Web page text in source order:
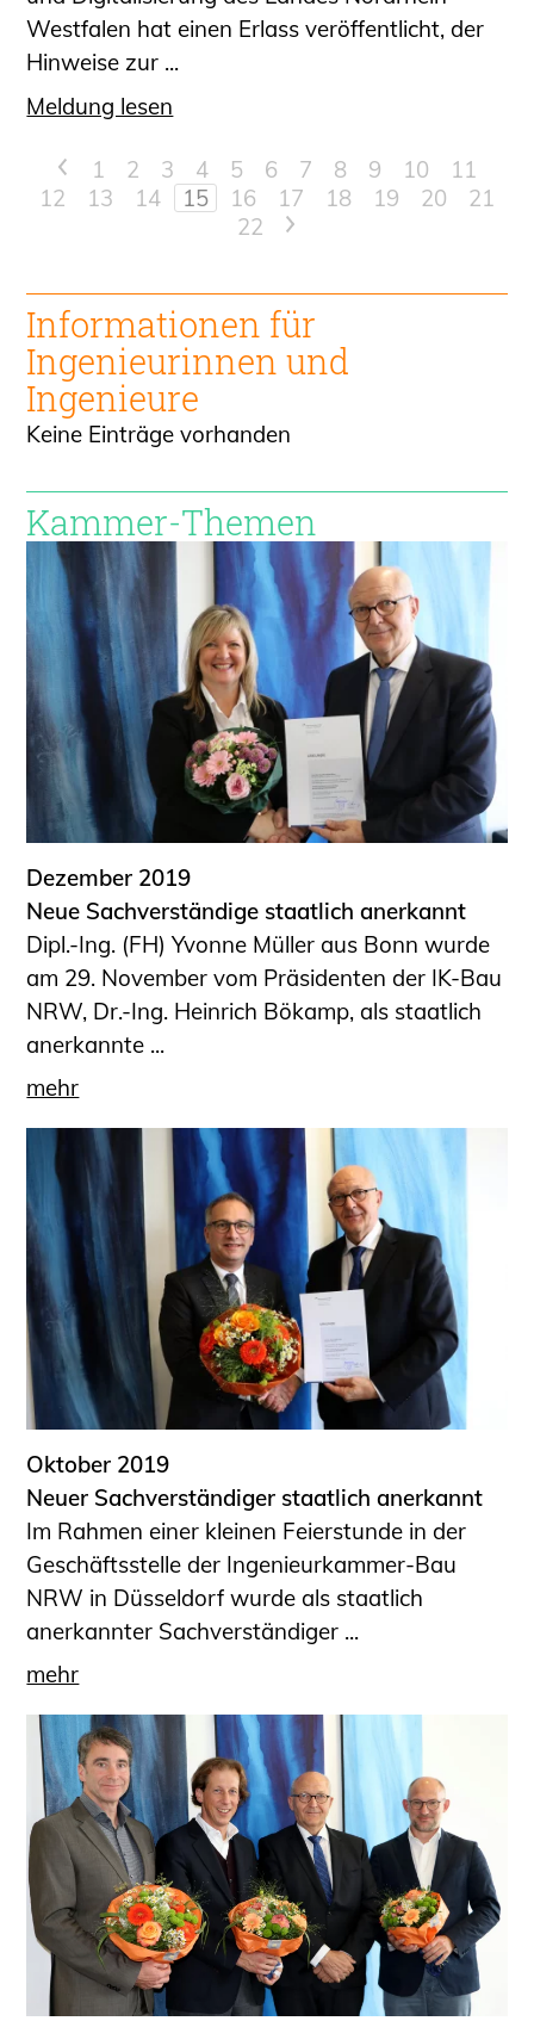
Westfalen hat einen Erlass veröffentlicht, der
Hinweise zur ...
Meldung lesen
< 1 2 3 4 5 6 7 8 9 10
11
12
13 14 15 16 17 18 19 20
21
22
>
Informationen für
Ingenieurinnen und
Ingenieure
Keine Einträge vorhanden
Kammer-Themen
Dezember 2019
Neue Sachverständige staatlich anerkannt
Dipl.-Ing. (FH) Yvonne Müller aus Bonn wurde
am 29. November vom Präsidenten der IK-Bau
NRW, Dr.-Ing. Heinrich Bökamp, als staatlich
anerkannte ...
mehr
Oktober 2019
Neuer Sachverständiger staatlich anerkannt
Im Rahmen einer kleinen Feierstunde in der
Geschäftsstelle der Ingenieurkammer-Bau
NRW in Düsseldorf wurde als staatlich
anerkannter Sachverständiger ...
mehr